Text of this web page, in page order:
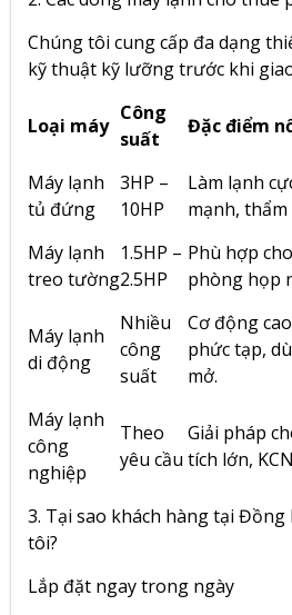
Chúng tôi cung cấp đa dạng
kỹ thuật kỹ lưỡng trước khi
Loại máy
Công
suất
Đặc điểm
Máy lạnh
tủ đứng
3HP –
10HP
Làm lạnh
mạnh,
Máy lạnh
treo tường
1.5HP –
2.5HP
Phù hợp
phòng họp
Máy lạnh
di động
Nhiều
công
suất
Cơ động
phức tạp,
mở.
Máy lạnh
công
nghiệp
Theo
yêu cầu
Giải pháp
tích lớn,
3. Tại sao khách hàng tại
tôi?
Lắp đặt ngay trong ngày